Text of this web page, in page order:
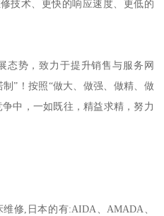
技术、更快的响应速度、更低的
势，致力于提升销售与服务网
”！按照“做大、做强、做精、做
中，一如既往，精益求精，努力
修,日本的有:AIDA、AMADA、